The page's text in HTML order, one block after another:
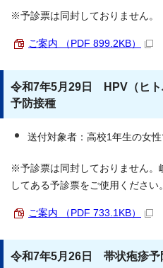
※予診票は同封しておりません。
ご案内 （PDF 899.2KB）
令和7年5月29日 HPV（ヒト
予防接種
送付対象者：高校1年生の女
※予診票は同封しておりません。
してある予診票をご使用ください。
ご案内 （PDF 733.1KB）
令和7年5月26日 帯状疱疹予